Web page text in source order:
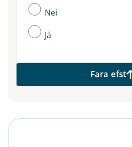
Nei
Já
Fara efst